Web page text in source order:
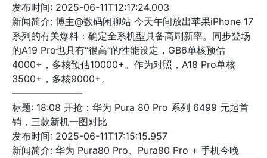
发布时间: 2025-06-11T12:17:24.003
新闻简介: 博主@数码闲聊站 今天午间放出苹果iPhone 17
系列的有关爆料：确定全系机型具备高刷新率。同步登场
的A19 Pro也具有“很高”的性能设定，GB6单核预估
4000+，多核预估10000+。作为对照，A18 Pro单核
3500+，多核9000+。
———————-
标题: 18:08 开抢：华为 Pura 80 Pro 系列 6499 元起首
销，三款新机一图对比
发布时间: 2025-06-11T17:15:15.957
新闻简介: 华为 Pura80 Pro、Pura80 Pro + 手机今晚